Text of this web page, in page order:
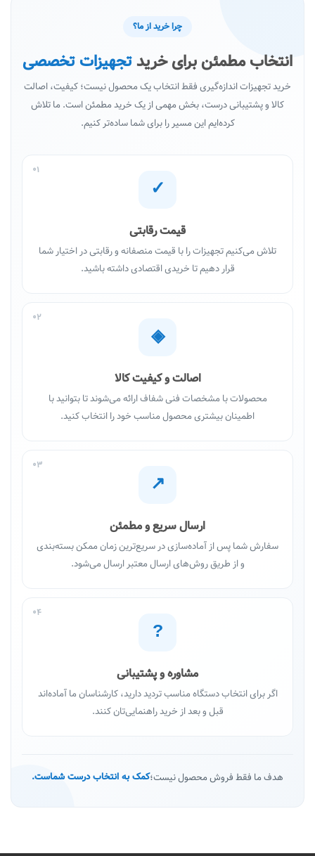
چرا خرید از ما؟
انتخاب مطمئن برای خرید تجهیزات تخصصی
خرید تجهیزات اندازه‌گیری فقط انتخاب یک محصول نیست؛ کیفیت، اصالت
کالا و پشتیبانی درست، بخش مهمی از یک خرید مطمئن است. ما تلاش
کرده‌ایم این مسیر را برای شما ساده‌تر کنیم.
01
✓
قیمت رقابتی
تلاش می‌کنیم تجهیزات را با قیمت منصفانه و رقابتی در اختیار شما
قرار دهیم تا خریدی اقتصادی داشته باشید.
02
◈
اصالت و کیفیت کالا
محصولات با مشخصات فنی شفاف ارائه می‌شوند تا بتوانید با
اطمینان بیشتری محصول مناسب خود را انتخاب کنید.
03
↗
ارسال سریع و مطمئن
سفارش شما پس از آماده‌سازی در سریع‌ترین زمان ممکن بسته‌بندی
و از طریق روش‌های ارسال معتبر ارسال می‌شود.
04
?
مشاوره و پشتیبانی
اگر برای انتخاب دستگاه مناسب تردید دارید، کارشناسان ما آماده‌اند
قبل و بعد از خرید راهنمایی‌تان کنند.
هدف ما فقط فروش محصول نیست؛کمک به انتخاب درست شماست.